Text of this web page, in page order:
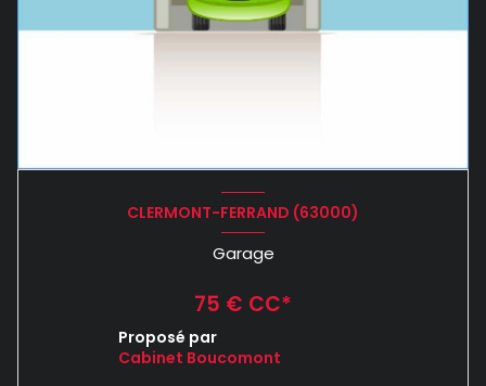
CLERMONT-FERRAND (63000)
Garage
75 € CC*
Proposé par
Cabinet Boucomont